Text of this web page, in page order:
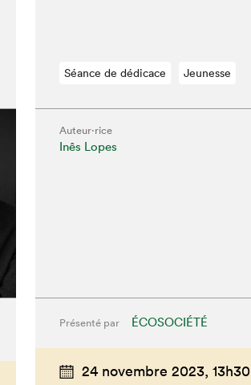
Séance de dédicace Jeunesse
Auteur·rice
Inês Lopes
Présenté par ÉCOSOCIÉTÉ
24 novembre 2023, 13h30